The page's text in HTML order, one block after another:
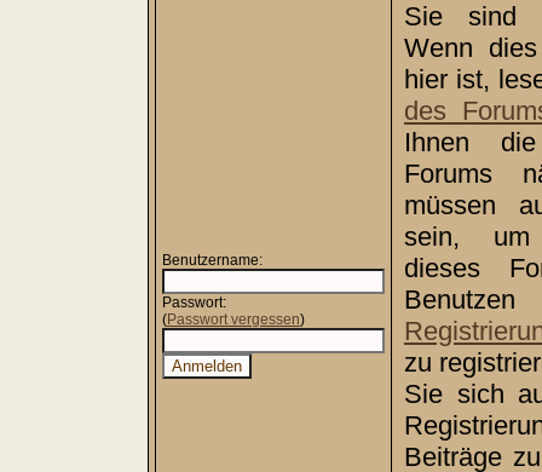
Benutzername:
Passwort:
(Passwort vergessen)
Sie sind
Wenn
hier ist,
des
Ihnen
Forums
müssen
sein, um
dieses
zu
Sie sich
Beiträge